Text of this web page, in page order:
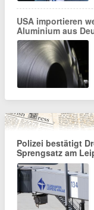
USA importieren
Aluminium aus
Polizei bestätigt
Sprengsatz am